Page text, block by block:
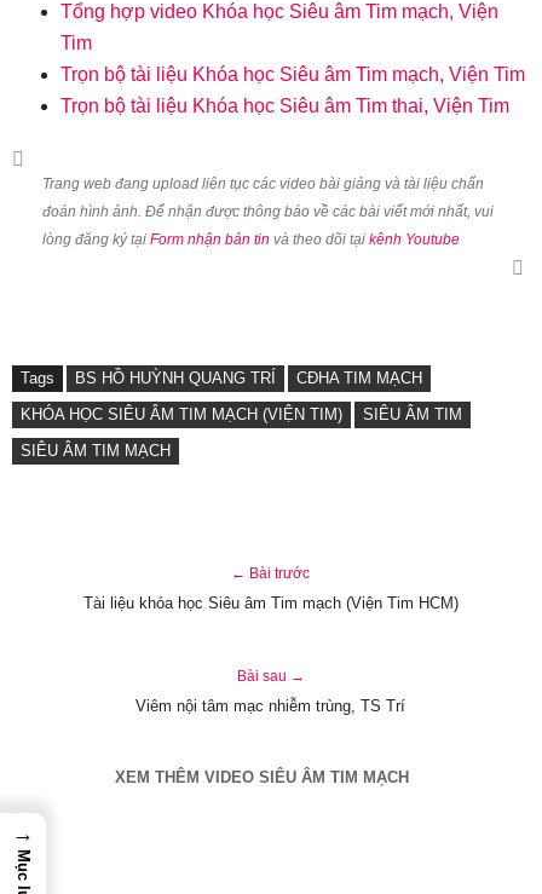
Tổng hợp video Khóa học Siêu âm Tim mạch, Viện
Tim
Trọn bộ tài liệu Khóa học Siêu âm Tim mạch, Viện Tim
Trọn bộ tài liệu Khóa học Siêu âm Tim thai, Viện Tim
Trang web đang upload liên tục các video bài giảng và tài liệu chẩn
đoán hình ảnh. Để nhận được thông báo về các bài viết mới nhất, vui
lòng đăng ký tại Form nhận bản tin và theo dõi tại kênh Youtube
Tags BS HỒ HUỲNH QUANG TRÍ
CĐHA TIM MẠCH
KHÓA HỌC SIÊU ÂM TIM MẠCH (VIỆN TIM)
SIÊU ÂM TIM
SIÊU ÂM TIM MẠCH
← Bài trước
Tài liệu khóa học Siêu âm Tim mạch (Viện Tim HCM)
Bài sau →
Viêm nội tâm mạc nhiễm trùng, TS Trí
XEM THÊM VIDEO SIÊU ÂM TIM MẠCH
→
Mục lục